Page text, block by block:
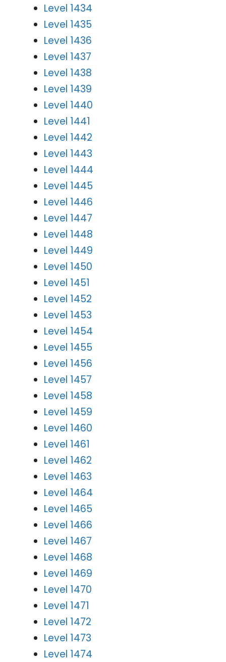
Level 1434
Level 1435
Level 1436
Level 1437
Level 1438
Level 1439
Level 1440
Level 1441
Level 1442
Level 1443
Level 1444
Level 1445
Level 1446
Level 1447
Level 1448
Level 1449
Level 1450
Level 1451
Level 1452
Level 1453
Level 1454
Level 1455
Level 1456
Level 1457
Level 1458
Level 1459
Level 1460
Level 1461
Level 1462
Level 1463
Level 1464
Level 1465
Level 1466
Level 1467
Level 1468
Level 1469
Level 1470
Level 1471
Level 1472
Level 1473
Level 1474